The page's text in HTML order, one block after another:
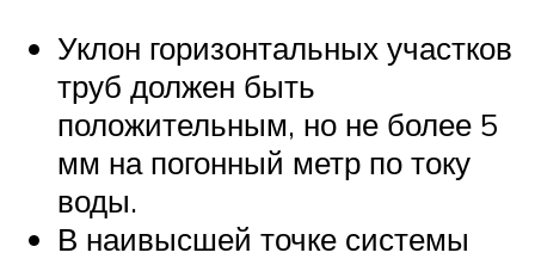
Уклон горизонтальных участков
труб должен быть
положительным, но не более 5
мм на погонный метр по току
воды.
В наивысшей точке системы